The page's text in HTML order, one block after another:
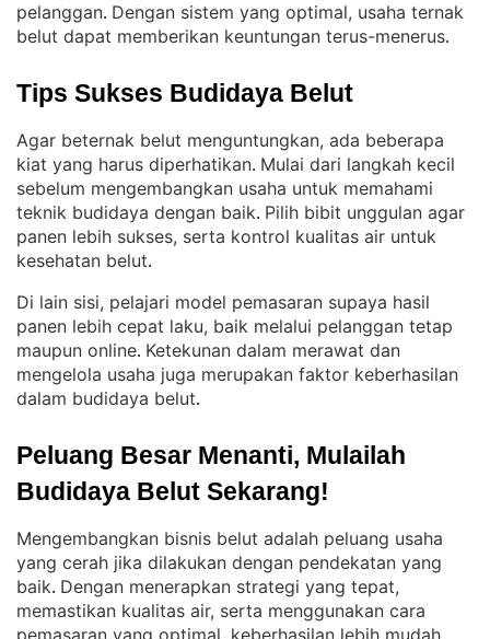
pelanggan. Dengan sistem yang optimal, usaha ternak
belut dapat memberikan keuntungan terus-menerus.
Tips Sukses Budidaya Belut
Agar beternak belut menguntungkan, ada beberapa
kiat yang harus diperhatikan. Mulai dari langkah kecil
sebelum mengembangkan usaha untuk memahami
teknik budidaya dengan baik. Pilih bibit unggulan agar
panen lebih sukses, serta kontrol kualitas air untuk
kesehatan belut.
Di lain sisi, pelajari model pemasaran supaya hasil
panen lebih cepat laku, baik melalui pelanggan tetap
maupun online. Ketekunan dalam merawat dan
mengelola usaha juga merupakan faktor keberhasilan
dalam budidaya belut.
Peluang Besar Menanti, Mulailah
Budidaya Belut Sekarang!
Mengembangkan bisnis belut adalah peluang usaha
yang cerah jika dilakukan dengan pendekatan yang
baik. Dengan menerapkan strategi yang tepat,
memastikan kualitas air, serta menggunakan cara
pemasaran yang optimal, keberhasilan lebih mudah